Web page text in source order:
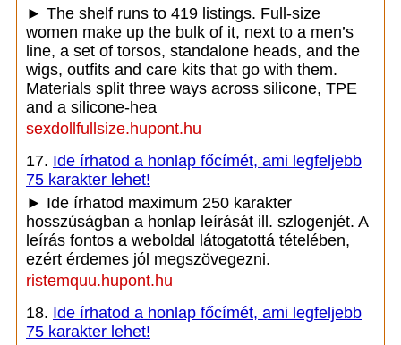
► The shelf runs to 419 listings. Full-size
women make up the bulk of it, next to a men’s
line, a set of torsos, standalone heads, and the
wigs, outfits and care kits that go with them.
Materials split three ways across silicone, TPE
and a silicone-hea
sexdollfullsize.hupont.hu
17. Ide írhatod a honlap főcímét, ami legfeljebb
75 karakter lehet!
► Ide írhatod maximum 250 karakter
hosszúságban a honlap leírását ill. szlogenjét. A
leírás fontos a weboldal látogatottá tételében,
ezért érdemes jól megszövegezni.
ristemquu.hupont.hu
18. Ide írhatod a honlap főcímét, ami legfeljebb
75 karakter lehet!